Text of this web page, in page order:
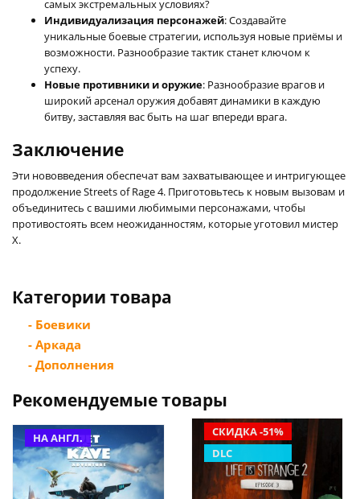
самых экстремальных условиях?
Индивидуализация персонажей: Создавайте
уникальные боевые стратегии, используя новые приёмы и
возможности. Разнообразие тактик станет ключом к
успеху.
Новые противники и оружие: Разнообразие врагов и
широкий арсенал оружия добавят динамики в каждую
битву, заставляя вас быть на шаг впереди врага.
Заключение
Эти нововведения обеспечат вам захватывающее и интригующее
продолжение Streets of Rage 4. Приготовьтесь к новым вызовам и
объединитесь с вашими любимыми персонажами, чтобы
противостоять всем неожиданностям, которые уготовил мистер
X.
Категории товара
- Боевики
- Аркада
- Дополнения
Рекомендуемые товары
НА АНГЛ.
СКИДКА -51%
DLC